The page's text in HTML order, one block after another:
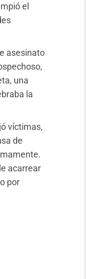
el
asesinato
una
la
víctimas,
de
acarrear
por